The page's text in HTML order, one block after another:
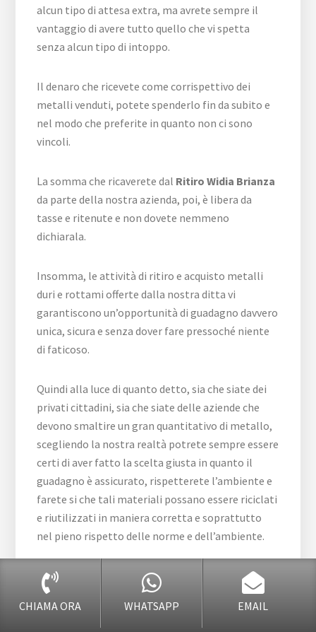
alcun tipo di attesa extra, ma avrete sempre il
vantaggio di avere tutto quello che vi spetta
senza alcun tipo di intoppo.
Il denaro che ricevete come corrispettivo dei
metalli venduti, potete spenderlo fin da subito e
nel modo che preferite in quanto non ci sono
vincoli.
La somma che ricaverete dal Ritiro Widia Brianza
da parte della nostra azienda, poi, è libera da
tasse e ritenute e non dovete nemmeno
dichiarala.
Insomma, le attività di ritiro e acquisto metalli
duri e rottami offerte dalla nostra ditta vi
garantiscono un’opportunità di guadagno davvero
unica, sicura e senza dover fare pressoché niente
di faticoso.
Quindi alla luce di quanto detto, sia che siate dei
privati cittadini, sia che siate delle aziende che
devono smaltire un gran quantitativo di metallo,
scegliendo la nostra realtà potrete sempre essere
certi di aver fatto la scelta giusta in quanto il
guadagno è assicurato, rispetterete l’ambiente e
farete si che tali materiali possano essere riciclati
e riutilizzati in maniera corretta e soprattutto
nel pieno rispetto delle norme e dell’ambiente.
Siamo i veri esperti dei metalli
Oltre alRitiro Widia Brianza, scegliendo la nostra
azienda specializzata avrete anche la possibilità
CHIAMA ORA WHATSAPP EMAIL